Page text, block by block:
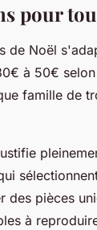
pour
de Noël
à 50€
famille de
des pièces
à